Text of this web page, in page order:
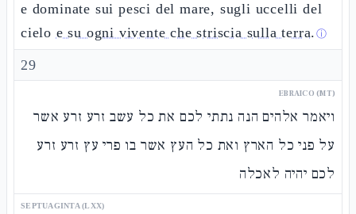
e dominate sui pesci del mare, sugli uccelli del
cielo e su ogni vivente che striscia sulla terra. ⓘ
29
EBRAICO (MT)
ויאמר אלהים הנה נתתי לכם את כל עשב זרע זרע אשר
על פני כל הארץ ואת כל העץ אשר בו פרי עץ זרע זרע
לכם יהיה לאכלה
SEPTUAGINTA (LXX)